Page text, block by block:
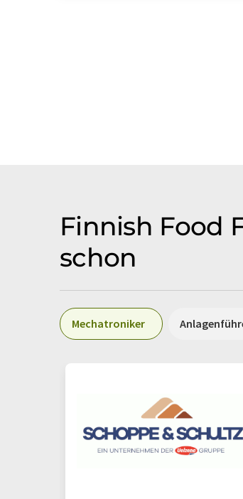
Finnish Food
schon
Mechatroniker